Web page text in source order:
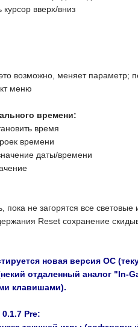
вверх/вниз
возможно, меняет параметр;
меню
времени:
время
времени
даты/времени
не загорятся все
Reset сохранение
новая версия ОС
отдаленный аналог "In-
клавишами).
Pre: